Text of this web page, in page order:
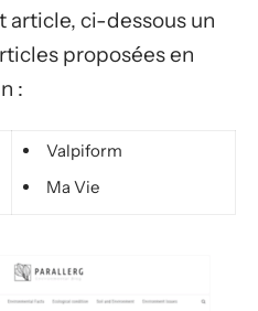
article, ci-dessous un
proposées en
:
Valpiform
Ma Vie